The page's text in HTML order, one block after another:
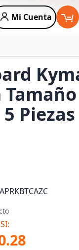
Mi Cuenta
Tamaño
Piezas